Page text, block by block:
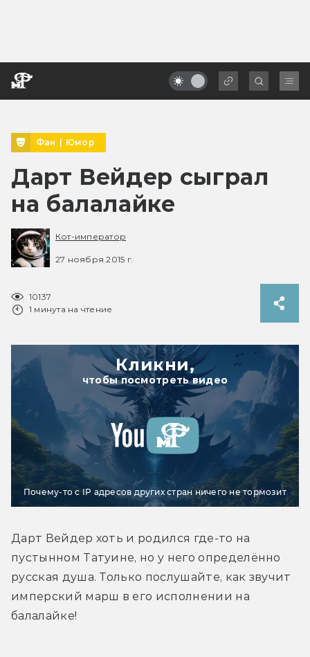
Фан | Юмор
Дарт Вейдер сыграл
на балалайке
Кот-император
27 ноября 2015 г.
10137
1 минута на чтение
Кликни,
чтобы посмотреть видео
Почему-то с IP адресов других стран ничего не тормозит
Дарт Вейдер хоть и родился где-то на
пустынном Татуине, но у него определённо
русская душа. Только послушайте, как звучит
имперский марш в его исполнении на
балалайке!